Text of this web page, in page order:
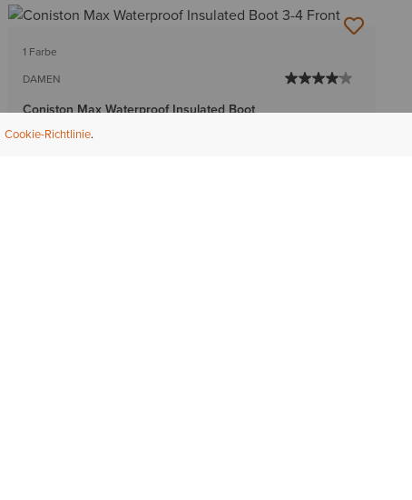
1 Farbe
DAMEN
Coniston Max Waterproof Insulated Boot
380,00 €
Cookie-Richtlinie